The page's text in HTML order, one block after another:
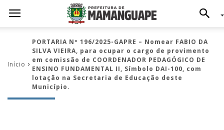
Início
PORTARIA Nº 196/2025-GAPRE – Nomear FABIO DA
SILVA VIEIRA, para ocupar o cargo de provimento
em comissão de COORDENADOR PEDAGÓGICO DE
ENSINO FUNDAMENTAL II, Símbolo DAI-100, com
lotação na Secretaria de Educação deste
Município.